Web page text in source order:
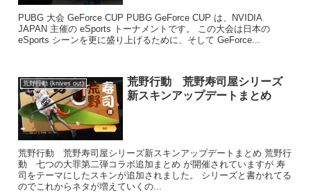
PUBG 大会 GeForce CUP PUBG GeForce CUP は、NVIDIA
JAPAN 主催の eSports トーナメントです。 この大会は日本の
eSports シーンを更に盛り上げるために、そして GeForce...
荒野行動 (knives out)
荒野行動 荒野寿司屋シリーズ
新スキンアップデートまとめ
荒野行動 荒野寿司屋シリーズ新スキンアップデートまとめ 荒野行
動 七つの大罪第二弾コラボ追加まとめ が開催されていますが 寿
司をテーマにしたスキンが追加されました。 シリーズと書かれてる
のでこれからネタが増えていくの...